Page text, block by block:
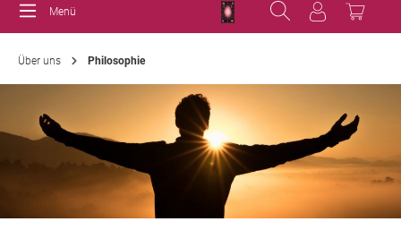
Menü
Über uns Philosophie